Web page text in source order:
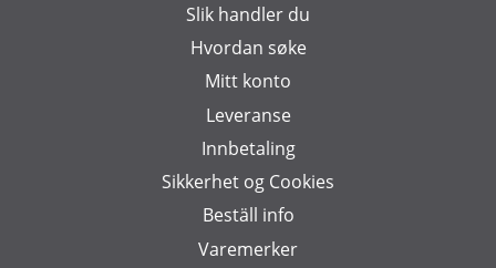
Slik handler du
Hvordan søke
Mitt konto
Leveranse
Innbetaling
Sikkerhet og Cookies
Beställ info
Varemerker